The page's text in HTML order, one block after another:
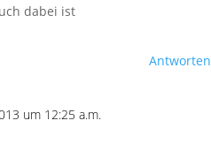
dabei ist
Antworten
um 12:25 a.m.